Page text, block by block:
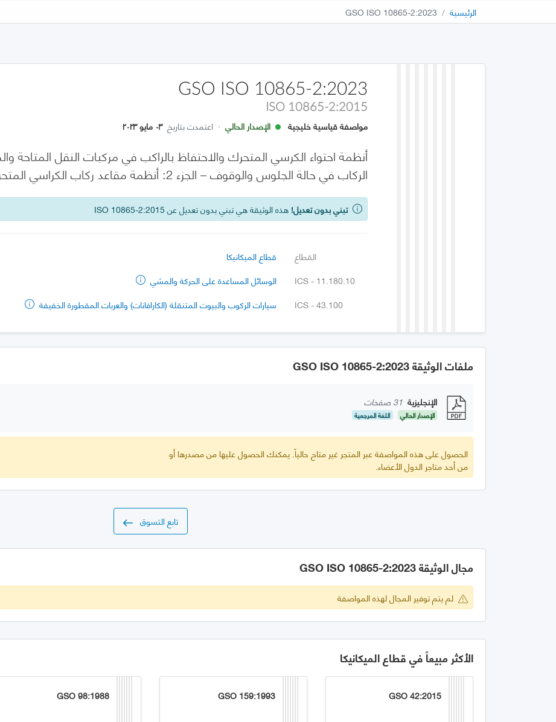
الرئيسية GSO ISO 10865-2:2023
GSO ISO 10865-2:2023
ISO 10865-2:2015
مواصفة قياسية خليجية الإصدار الحالي · اعتمدت بتاريخ ٠٣ مايو ٢٠٢٣
أنظمة احتواء الكرسي المتحرك والاحتفاظ بالراكب في مركبات النقل
الركاب في حالة الجلوس والوقوف – الجزء 2: أنظمة مقاعد ركاب الكراسي المتحركة الموجهة للأمام
تبني بدون تعديل! هذه الوثيقة هي تبني بدون تعديل عن ISO 10865-2:2015
القطاع
قطاع الميكانيكا
ICS - 11.180.10
الوسائل المساعدة على الحركة والمشي
ICS - 43.100
سيارات الركوب والبيوت المتنقلة (الكارافانات) والعربات المقطورة الخفيفة
ملفات الوثيقة GSO ISO 10865-2:2023
الإنجليزية 31 صفحات
الإصدار الحالي اللغة المرجعية
الحصول على هذه المواصفة عبر المتجر غير متاح حالياً. يمكنك الحصول عليها من مصدرها أو
من أحد متاجر الدول الأعضاء.
تابع التسوق
مجال الوثيقة GSO ISO 10865-2:2023
لم يتم توفير المجال لهذه المواصفة
الأكثر مبيعاً في قطاع الميكانيكا
GSO 42:2015
GSO 159:1993
GSO 98:1988